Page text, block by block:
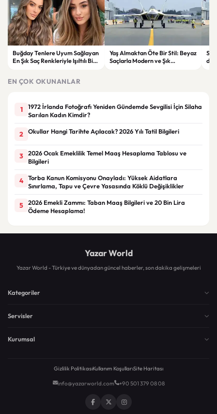
Buğday Tenlere Uyum Sağlayan
En Şık Saç Renkleriyle Işıltılı Bir
Yaş Almaktan Öte Bir Stil: Beyaz
Saçlarla Modern ve Şık
EN ÇOK OKUNANLAR
1
1972 İrlanda Fotoğrafı Yeniden Gündemde Sevgilisi İçin Silaha
Sarılan Kadın Kimdir?
2 Okullar Hangi Tarihte Açılacak? 2026 Yılı Tatil Bilgileri
3
2026 Ocak Emeklilik Temel Maaş Hesaplama Tablosu ve
Bilgileri
4
Torba Kanun Komisyonu Onayladı: Yüksek Aidatlara
Sınırlama, Tapu ve Çevre Yasasında Köklü Değişiklikler
5
2026 Emekli Zammı: Taban Maaş Bilgileri ve 20 Bin Lira
Ödeme Hesaplama!
Yazar World
Yazar World - Türkiye ve dünyadan güncel haberler, son dakika gelişmeleri
Kategoriler
Servisler
Kurumsal
Gizlilik PolitikasıKullanım KoşullarıSite Haritası
info@yazarworld.com +90 501 379 08 08